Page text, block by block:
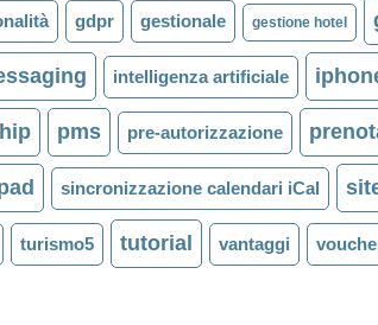
gdpr gestionale gestione hotel
intelligenza artificiale
pms pre-autorizzazione
sincronizzazione calendari iCal
turismo5 tutorial vantaggi